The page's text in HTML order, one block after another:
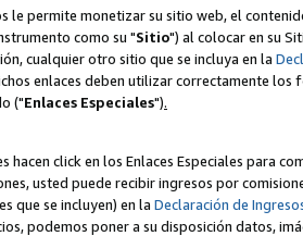
le permite monetizar su sitio web, el
como su "Sitio") al colocar en su
cualquier otro sitio que se incluya en la
enlaces deben utilizar correctamente los
("Enlaces Especiales").
hacen click en los Enlaces Especiales para
usted puede recibir ingresos por
que se incluyen) en la Declaración de
podemos poner a su disposición datos,